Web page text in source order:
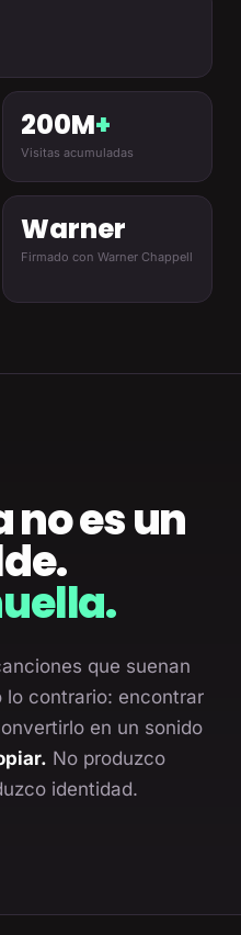
200M+
Visitas acumuladas
Warner
Firmado con Warner Chappell
no es un
que suenan
lo contrario: encontrar
en un sonido
No produzco
identidad.